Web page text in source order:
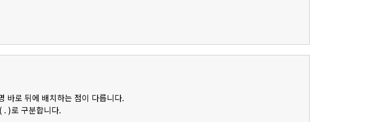
바로 뒤에 배치하는 점이 다릅니다.
. )로 구분합니다.